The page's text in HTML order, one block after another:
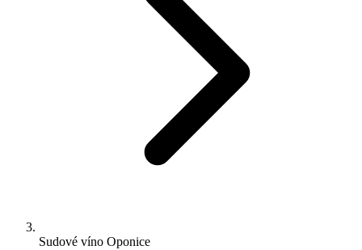
Sudové víno Oponice